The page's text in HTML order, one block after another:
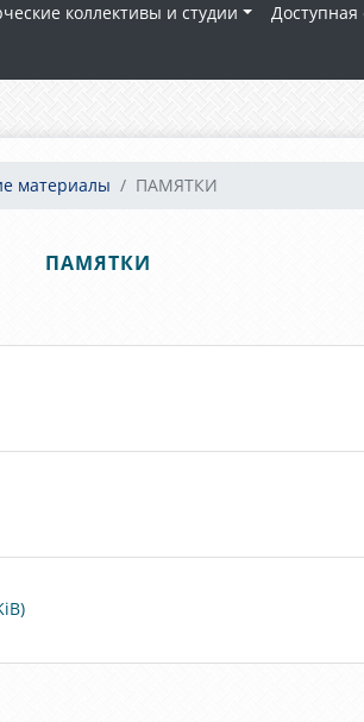
коллективы и студии
Доступная
материалы ПАМЯТКИ
ПАМЯТКИ